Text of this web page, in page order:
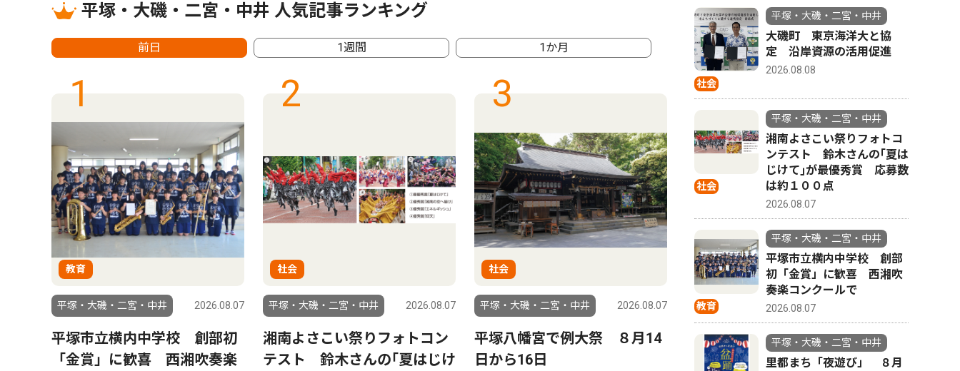
平塚・大磯・二宮・中井 人気記事ランキング
前日 1週間 1か月
1
教育
平塚・大磯・二宮・中井 2026.08.07
平塚市立横内中学校 創部初
「金賞」に歓喜 西湘吹奏楽
2
社会
平塚・大磯・二宮・中井 2026.08.07
湘南よさこい祭りフォトコン
テスト 鈴木さんの｢夏はじけ
3
社会
平塚・大磯・二宮・中井 2026.08.07
平塚八幡宮で例大祭 ８月14
日から16日
4
人物風土記
平塚・大磯・二宮・中井
8月23日（日）に映画会を主
催する平塚市南図書館館長
ＬＬ Ｉ
社会
平塚・大磯・二宮・中井
大磯町 東京海洋大と協
定 沿岸資源の活用促進
2026.08.08
社会
平塚・大磯・二宮・中井
湘南よさこい祭りフォトコ
ンテスト 鈴木さんの｢夏は
じけて｣が最優秀賞 応募数
は約１００点
2026.08.07
教育
平塚・大磯・二宮・中井
平塚市立横内中学校 創部
初「金賞」に歓喜 西湘吹
奏楽コンクールで
2026.08.07
平塚・大磯・二宮・中井
里都まち「夜遊び」 ８月